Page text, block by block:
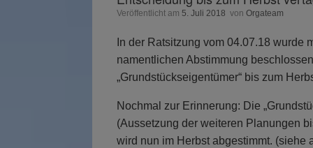
Veröffentlicht am 5. Juli 2018 von Orgateam
In der Ratsitzung vom 04.07.18 wurde
namentlichen Abstimmung
„Grundstückseigentümer“ bis zum
Nochmal zur Erinnerung: Die
(Aussetzung der weiteren Planungen
wird nun im Herbst abgestimmt. (siehe